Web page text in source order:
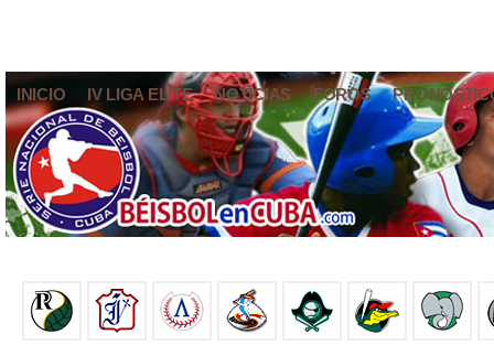
INICIO IV LIGA ELITE NOTICIAS FOROS